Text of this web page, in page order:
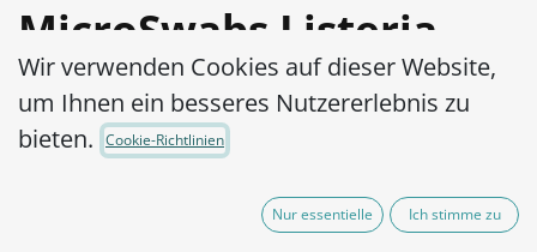
MicroSwabs Listeria
monocytogenes ATCC®
15313™
Wir verwenden Cookies auf dieser Website,
um Ihnen ein besseres Nutzererlebnis zu
bieten.
Cookie-Richtlinien
Nur essentielle Ich stimme zu